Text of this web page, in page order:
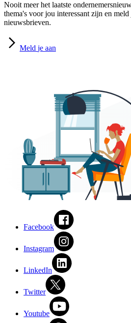
Nooit meer het laatste
thema's voor jou interessant zijn en
nieuwsbrieven.
Meld je aan
Facebook
Instagram
LinkedIn
Twitter
Youtube